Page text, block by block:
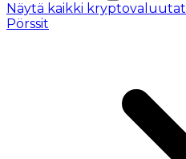
Näytä kaikki kryptovaluutat
Pörssit